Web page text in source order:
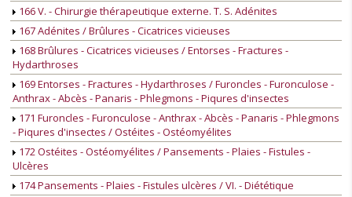
166 V. - Chirurgie thérapeutique externe. T. S. Adénites
167 Adénites / Brûlures - Cicatrices vicieuses
168 Brûlures - Cicatrices vicieuses / Entorses - Fractures -
Hydarthroses
169 Entorses - Fractures - Hydarthroses / Furoncles - Furonculose -
Anthrax - Abcès - Panaris - Phlegmons - Piqures d'insectes
171 Furoncles - Furonculose - Anthrax - Abcès - Panaris - Phlegmons
- Piqures d'insectes / Ostéites - Ostéomyélites
172 Ostéites - Ostéomyélites / Pansements - Plaies - Fistules -
Ulcères
174 Pansements - Plaies - Fistules ulcères / VI. - Diététique